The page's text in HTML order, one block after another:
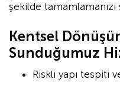
şekilde tamamlamanızı
Kentsel
Sunduğumuz
Riskli yapı tespiti